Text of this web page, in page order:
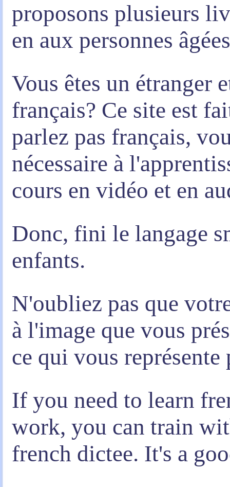
proposons plusieurs
en aux personnes
Vous êtes un étranger
français? Ce site est
parlez pas français,
nécessaire à
cours en vidéo et en
Donc, fini le langage
enfants.
N'oubliez pas que
à l'image que vous
ce qui vous représente
If you need to learn
work, you can train
french dictee. It's a